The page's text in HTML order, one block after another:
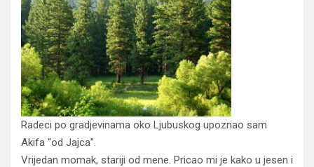
Radeci po gradjevinama oko Ljubuskog upoznao sam
Akifa “od Jajca”.
Vrijedan momak, stariji od mene. Pricao mi je kako u jesen i